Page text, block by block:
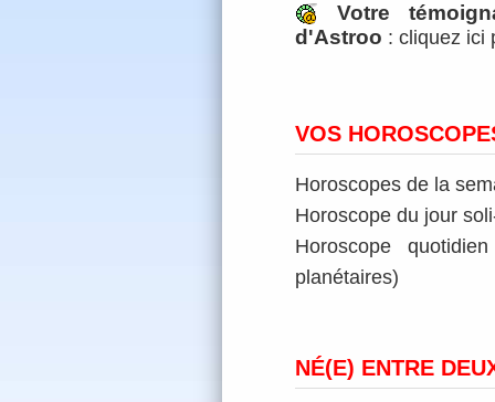
Votre
d'Astroo : cliquez ici
VOS
Horoscopes de la
Horoscope du jour
Horoscope
planétaires)
NÉ(E) ENTRE